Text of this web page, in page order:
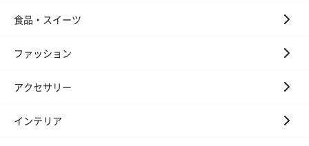
お酒
※20歳未満の方への酒類の販売はいたしません。
食品・スイーツ
ファッション
アクセサリー
インテリア